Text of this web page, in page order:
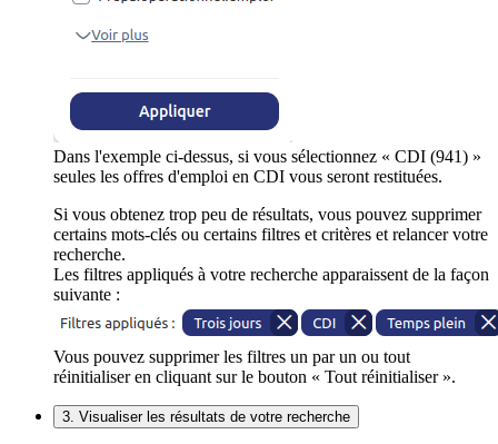
Dans l'exemple ci-dessus, si vous sélectionnez « CDI (941) »
seules les offres d'emploi en CDI vous seront restituées.
Si vous obtenez trop peu de résultats, vous pouvez supprimer
certains mots-clés ou certains filtres et critères et relancer votre
recherche.
Les filtres appliqués à votre recherche apparaissent de la façon
suivante :
Vous pouvez supprimer les filtres un par un ou tout
réinitialiser en cliquant sur le bouton « Tout réinitialiser ».
3. Visualiser les résultats de votre recherche